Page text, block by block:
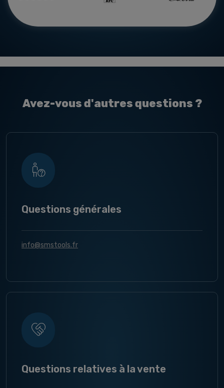
Avez-vous d'autres questions ?
Questions générales
info@smstools.fr
Questions relatives à la vente